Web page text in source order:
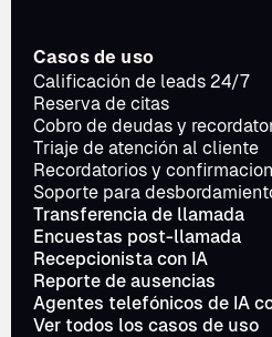
Casos de uso
Calificación de leads 24/7
Reserva de citas
Cobro de deudas y
Triaje de atención al cliente
Recordatorios y
Soporte para
Transferencia de llamada
Encuestas post-llamada
Recepcionista con IA
Reporte de ausencias
Agentes telefónicos de IA
Ver todos los casos de uso